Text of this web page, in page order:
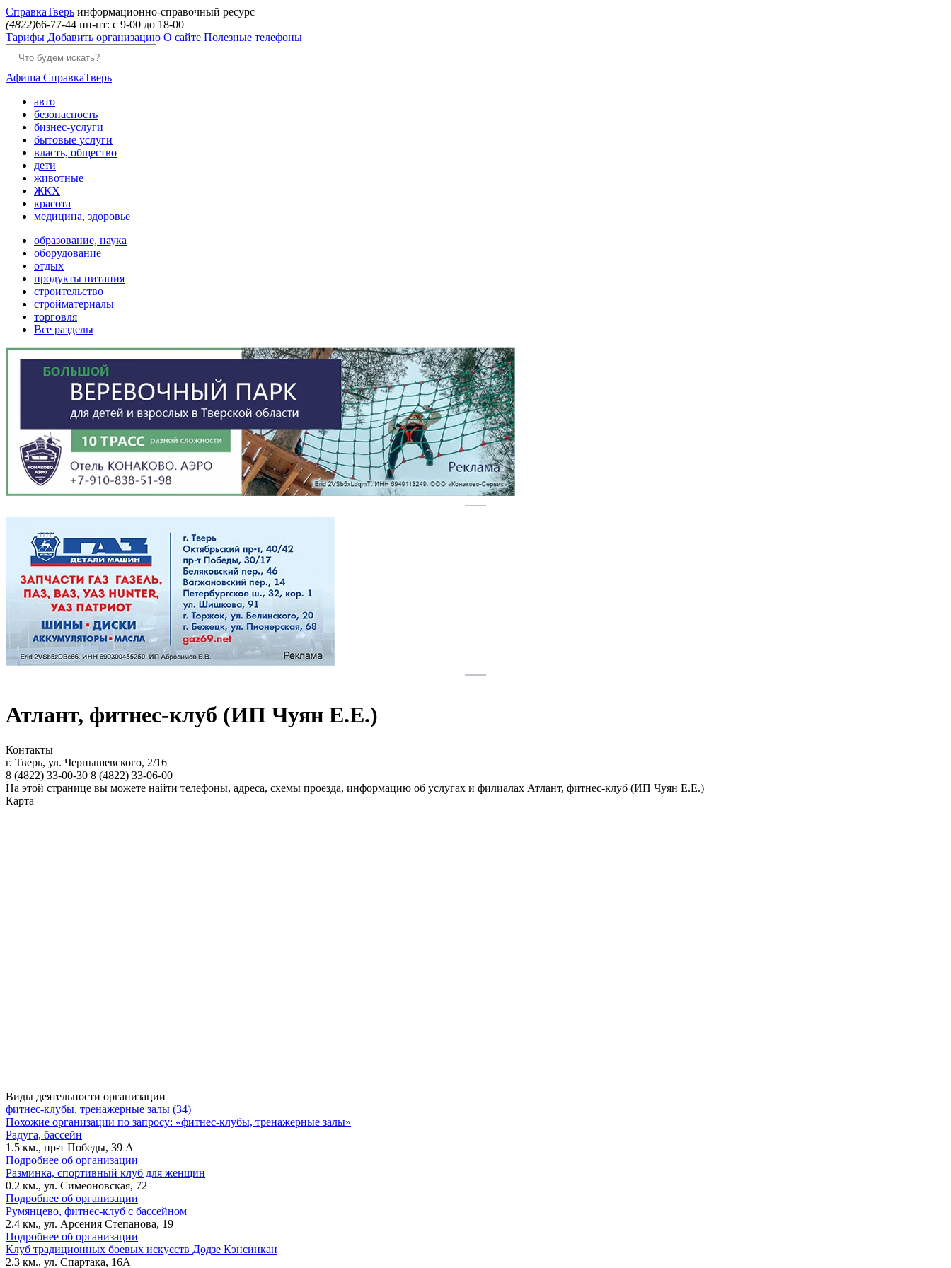
СправкаТверь информационно-справочный ресурс
(4822)66-77-44 пн-пт: с 9-00 до 18-00
Тарифы Добавить организацию О сайте Полезные телефоны
Афиша СправкаТверь
авто
безопасность
бизнес-услуги
бытовые услуги
власть, общество
дети
животные
ЖКХ
красота
медицина, здоровье
образование, наука
оборудование
отдых
продукты питания
строительство
стройматериалы
торговля
Все разделы
Атлант, фитнес-клуб (ИП Чуян Е.Е.)
Контакты
г. Тверь, ул. Чернышевского, 2/16
8 (4822) 33-00-30 8 (4822) 33-06-00
На этой странице вы можете найти телефоны, адреса, схемы проезда, информацию об услугах и филиалах Атлант, фитнес-клуб (ИП Чуян Е.Е.)
Карта
Виды деятельности организации
фитнес-клубы, тренажерные залы (34)
Похожие организации по запросу: «фитнес-клубы, тренажерные залы»
Радуга, бассейн
1.5 км., пр-т Победы, 39 А
Подробнее об организации
Разминка, спортивный клуб для женщин
0.2 км., ул. Симеоновская, 72
Подробнее об организации
Румянцево, фитнес-клуб с бассейном
2.4 км., ул. Арсения Степанова, 19
Подробнее об организации
Клуб традиционных боевых искусств Додзе Кэнсинкан
2.3 км., ул. Спартака, 16А